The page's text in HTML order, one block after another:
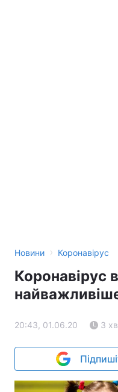
Новини › Коронавірус
Коронавірус в
20:43, 01.06.20 3